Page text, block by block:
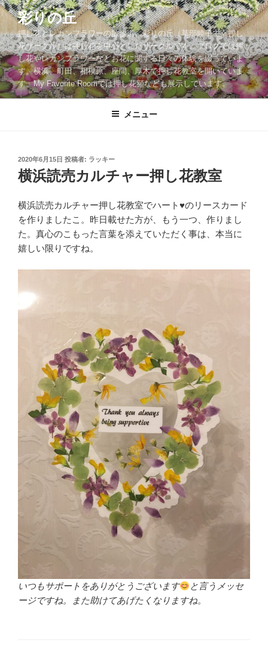
コ
ン
テ
ン
ツ
へ
ス
彩りの丘
押し花とレカンフラワーの散歩道。彩りの丘（草部睦子主宰押し
花サークル）は押し花を中心としたサークルです。ブログでは押
し花やレカンフラワーなどお花に関する日々の体験を綴っていま
す。横浜、町田、相模原、座間、厚木で押し花教室を開いていま
す。My Favorite Roomでは押し花額なども展示しています。
メニュー
投
稿
日:
2020年6月15日 投稿者: ラッキー
横浜読売カルチャー押し花教室
横浜読売カルチャー押し花教室でハート♥️のリースカード
を作りましたこ。昨日載せた方が、もう一つ、作りまし
た。真心のこもった言葉を添えていただく事は、本当に
嬉しい限りですね。
いつもサポートをありがとうございます
と言うメッセ
ージですね。また助けてあげたくなりますね。